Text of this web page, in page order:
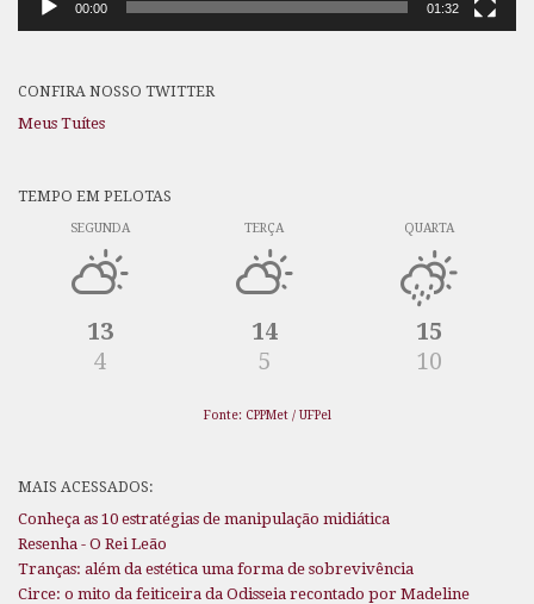
00:00 01:32
CONFIRA NOSSO TWITTER
Meus Tuítes
TEMPO EM PELOTAS
SEGUNDA
13
4
TERÇA
14
5
QUARTA
15
10
Fonte: CPPMet / UFPel
MAIS ACESSADOS:
Conheça as 10 estratégias de manipulação midiática
Resenha - O Rei Leão
Tranças: além da estética uma forma de sobrevivência
Circe: o mito da feiticeira da Odisseia recontado por Madeline